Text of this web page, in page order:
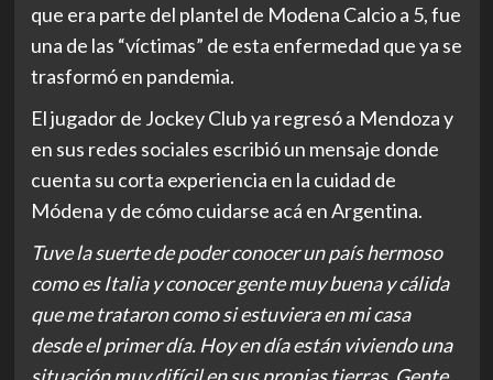
que era parte del plantel de Modena Calcio a 5, fue
una de las “víctimas” de esta enfermedad que ya se
trasformó en pandemia.
El jugador de Jockey Club ya regresó a Mendoza y
en sus redes sociales escribió un mensaje donde
cuenta su corta experiencia en la cuidad de
Módena y de cómo cuidarse acá en Argentina.
Tuve la suerte de poder conocer un país hermoso
como es Italia y conocer gente muy buena y cálida
que me trataron como si estuviera en mi casa
desde el primer día. Hoy en día están viviendo una